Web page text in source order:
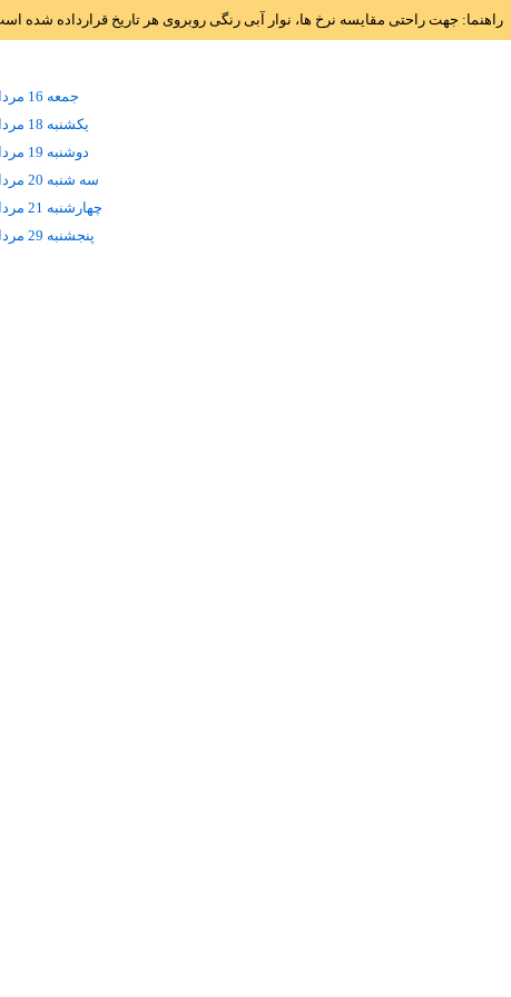
راهنما: جهت راحتی مقایسه نرخ ها، نوار آبی رنگی روبروی هر تاریخ قرارداده
جمعه 16 مرداد
يکشنبه 18 مرداد
دوشنبه 19 مرداد
سه شنبه 20 مرداد
چهارشنبه 21 مرداد
پنجشنبه 29 مرداد